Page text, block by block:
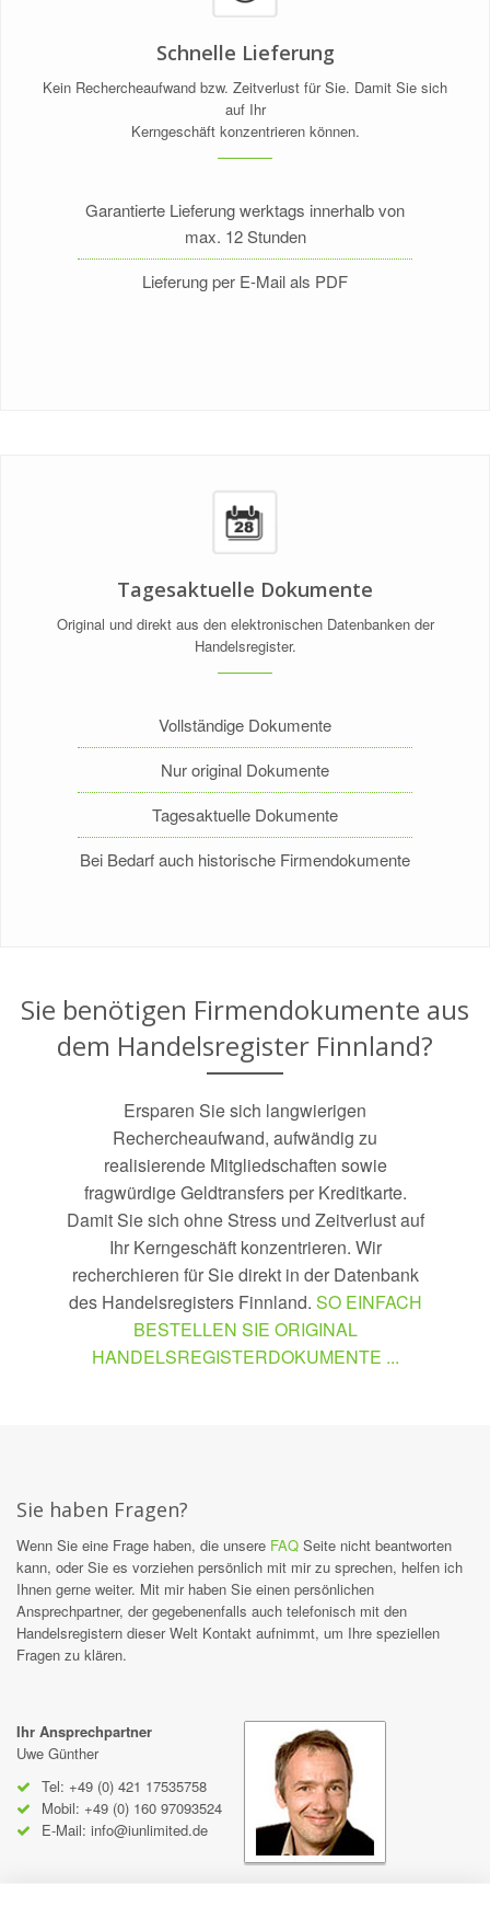
Schnelle Lieferung
Kein Rechercheaufwand bzw. Zeitverlust für Sie. Damit Sie sich
auf Ihr
Kerngeschäft konzentrieren können.
Garantierte Lieferung werktags innerhalb von
max. 12 Stunden
Lieferung per E-Mail als PDF
Tagesaktuelle Dokumente
Original und direkt aus den elektronischen Datenbanken der
Handelsregister.
Vollständige Dokumente
Nur original Dokumente
Tagesaktuelle Dokumente
Bei Bedarf auch historische Firmendokumente
Sie benötigen Firmendokumente aus
dem Handelsregister Finnland?
Ersparen Sie sich langwierigen
Rechercheaufwand, aufwändig zu
realisierende Mitgliedschaften sowie
fragwürdige Geldtransfers per Kreditkarte.
Damit Sie sich ohne Stress und Zeitverlust auf
Ihr Kerngeschäft konzentrieren. Wir
recherchieren für Sie direkt in der Datenbank
des Handelsregisters Finnland. SO EINFACH
BESTELLEN SIE ORIGINAL
HANDELSREGISTERDOKUMENTE ...
Sie haben Fragen?
Wenn Sie eine Frage haben, die unsere FAQ Seite nicht beantworten
kann, oder Sie es vorziehen persönlich mit mir zu sprechen, helfen ich
Ihnen gerne weiter. Mit mir haben Sie einen persönlichen
Ansprechpartner, der gegebenenfalls auch telefonisch mit den
Handelsregistern dieser Welt Kontakt aufnimmt, um Ihre speziellen
Fragen zu klären.
Ihr Ansprechpartner
Uwe Günther
Tel: +49 (0) 421 17535758
Mobil: +49 (0) 160 97093524
E-Mail: info@iunlimited.de